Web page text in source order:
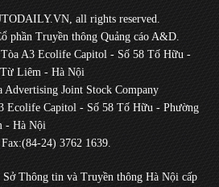
all rights reserved.
phần Truyền thông Quảng cáo A&D.
A3 Ecolife Capitol - Số 58 Tố Hữu -
Liêm - Hà Nội
Joint Stock Company
Ecolife Capitol - Số 58 Tố Hữu - Phường
- Hà Nội
24) 3762 1639.
Thông tin và Truyền thông Hà Nội cấp